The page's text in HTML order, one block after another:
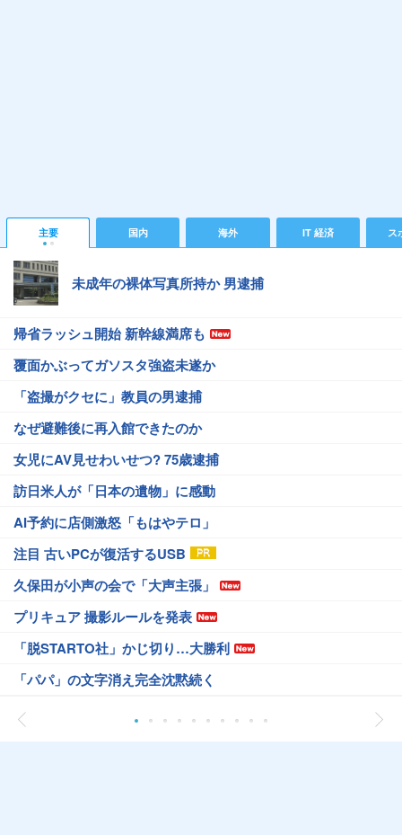
主要 国内 海外 IT 経済 ス
未成年の裸体写真所持か 男逮捕
帰省ラッシュ開始 新幹線満席も
覆面かぶってガソスタ強盗未遂か
「盗撮がクセに」教員の男逮捕
なぜ避難後に再入館できたのか
女児にAV見せわいせつ? 75歳逮捕
訪日米人が「日本の遺物」に感動
AI予約に店側激怒「もはやテロ」
注目 古いPCが復活するUSB
久保田が小声の会で「大声主張」
プリキュア 撮影ルールを発表
「脱STARTO社」かじ切り…大勝利
「パパ」の文字消え完全沈黙続く